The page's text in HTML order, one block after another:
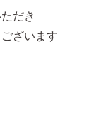
だき
ざいます